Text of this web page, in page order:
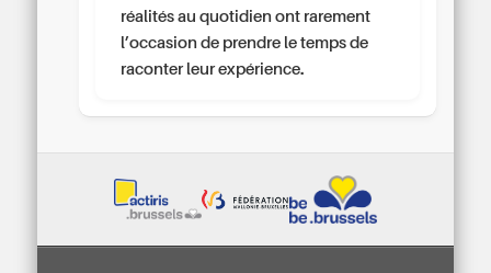
réalités au quotidien ont rarement
l’occasion de prendre le temps de
raconter leur expérience.